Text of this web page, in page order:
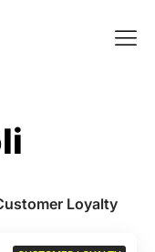
Loyalty